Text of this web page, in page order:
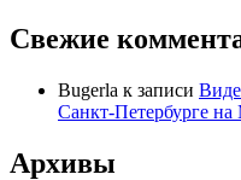
Свежие
Bugerla к записи
Санкт-Петербурге
Архивы